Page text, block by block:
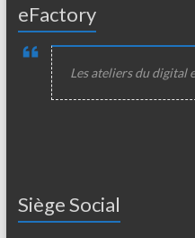
eFactory
Les ateliers du digital
Siège Social